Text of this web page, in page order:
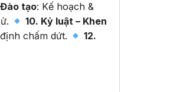
tạo: Kế hoạch &
10. Kỷ luật – Khen
chấm dứt.
12.